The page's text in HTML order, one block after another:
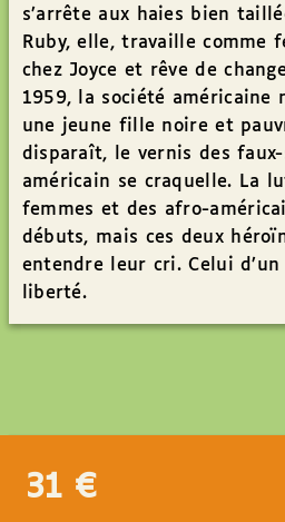
s’arrête aux haies bien
Ruby, elle, travaille comme
chez Joyce et rêve de
1959, la société américaine
une jeune fille noire et
disparaît, le vernis des
américain se craquelle. La
femmes et des afro-
débuts, mais ces deux
entendre leur cri. Celui
liberté.
31 €